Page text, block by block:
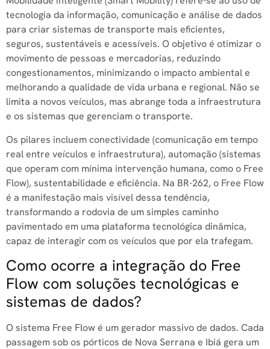
tecnologia da informação, comunicação e análise de dados
para criar sistemas de transporte mais eficientes,
seguros, sustentáveis e acessíveis. O objetivo é otimizar o
movimento de pessoas e mercadorias, reduzindo
congestionamentos, minimizando o impacto ambiental e
melhorando a qualidade de vida urbana e regional. Não se
limita a novos veículos, mas abrange toda a infraestrutura
e os sistemas que gerenciam o transporte.
Os pilares incluem conectividade (comunicação em tempo
real entre veículos e infraestrutura), automação (sistemas
que operam com mínima intervenção humana, como o Free
Flow), sustentabilidade e eficiência. Na BR-262, o Free Flow
é a manifestação mais visível dessa tendência,
transformando a rodovia de um simples caminho
pavimentado em uma plataforma tecnológica dinâmica,
capaz de interagir com os veículos que por ela trafegam.
Como ocorre a integração do Free
Flow com soluções tecnológicas e
sistemas de dados?
O sistema Free Flow é um gerador massivo de dados. Cada
passagem sob os pórticos de Nova Serrana e Ibiá gera um